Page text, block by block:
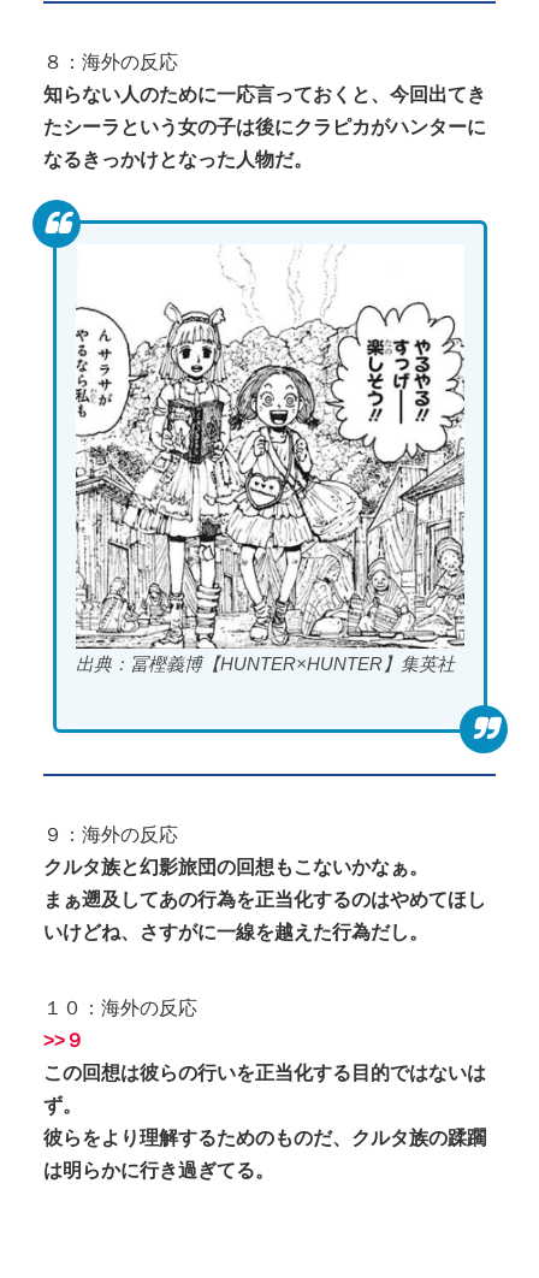
８：海外の反応
知らない人のために一応言っておくと、今回出てき
たシーラという女の子は後にクラピカがハンターに
なるきっかけとなった人物だ。
出典：冨樫義博【HUNTER×HUNTER】集英社
９：海外の反応
クルタ族と幻影旅団の回想もこないかなぁ。
まぁ遡及してあの行為を正当化するのはやめてほし
いけどね、さすがに一線を越えた行為だし。
１０：海外の反応
>>９
この回想は彼らの行いを正当化する目的ではないは
ず。
彼らをより理解するためのものだ、クルタ族の蹂躙
は明らかに行き過ぎてる。